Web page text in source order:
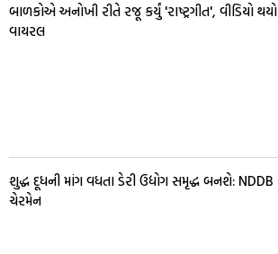
બાળકોએ અનોખી રીતે રજૂ કર્યું 'રાષ્ટ્રગીત', વીડિયો થયો
વાયરલ
શુદ્ધ દૂધની માંગ વધતા ડેરી ઉદ્યોગ સમૃદ્ધ બનશે: NDDB
ચેરમેન